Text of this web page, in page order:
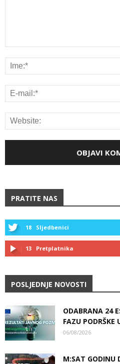
PRATITE NAS
18 Sljedbenici
13 Pretplatnika
POSLJEDNJE NOVOSTI
ODABRANA 24
FAZU PODRŠKE
06/08/2026
M:SAT GODINU